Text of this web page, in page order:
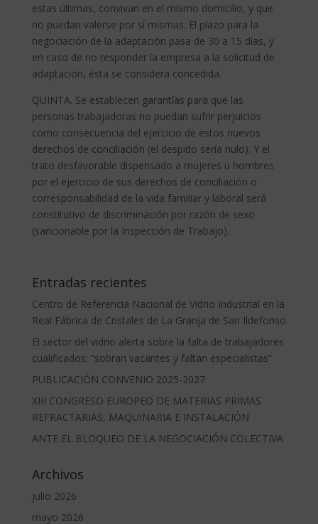
estas últimas, convivan en el mismo domicilio, y que
no puedan valerse por sí mismas. El plazo para la
negociación de la adaptación pasa de 30 a 15 días, y
en caso de no responder la empresa a la solicitud de
adaptación, ésta se considera concedida.
QUINTA. Se establecen garantías para que las
personas trabajadoras no puedan sufrir perjuicios
como consecuencia del ejercicio de estos nuevos
derechos de conciliación (el despido sería nulo). Y el
trato desfavorable dispensado a mujeres u hombres
por el ejercicio de sus derechos de conciliación o
corresponsabilidad de la vida familiar y laboral será
constitutivo de discriminación por razón de sexo
(sancionable por la Inspección de Trabajo).
Entradas recientes
Centro de Referencia Nacional de Vidrio Industrial en la
Real Fábrica de Cristales de La Granja de San Ildefonso
El sector del vidrio alerta sobre la falta de trabajadores
cualificados: “sobran vacantes y faltan especialistas”
PUBLICACIÓN CONVENIO 2025-2027
XIII CONGRESO EUROPEO DE MATERIAS PRIMAS
REFRACTARIAS, MAQUINARIA E INSTALACIÓN
ANTE EL BLOQUEO DE LA NEGOCIACIÓN COLECTIVA
Archivos
julio 2026
mayo 2026